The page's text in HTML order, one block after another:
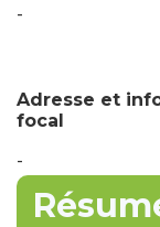
focal
-
Adresse et
focal
-